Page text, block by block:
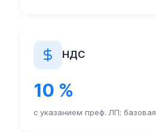
НДС
10 %
с указанием преф. ЛП; базовая